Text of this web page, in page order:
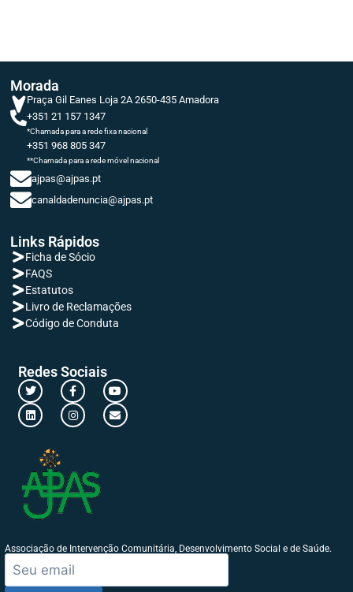
Morada
Praça Gil Eanes Loja 2A 2650-435 Amadora
+351 21 157 1347
*Chamada para a rede fixa nacional
+351 968 805 347
**Chamada para a rede móvel nacional
ajpas@ajpas.pt
canaldadenuncia@ajpas.pt
Links Rápidos
Ficha de Sócio
FAQS
Estatutos
Livro de Reclamações
Código de Conduta
Redes Sociais
Associação de Intervenção Comunitária, Desenvolvimento Social e de Saúde.